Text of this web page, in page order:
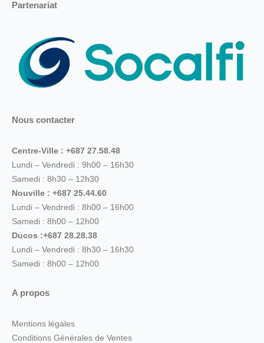
Partenariat
Nous contacter
Centre-Ville : +687 27.58.48
Lundi – Vendredi : 9h00 – 16h30
Samedi : 8h30 – 12h30
Nouville : +687 25.44.60
Lundi – Vendredi : 8h00 – 16h00
Samedi : 8h00 – 12h00
Ducos :+687 28.28.38
Lundi – Vendredi : 8h30 – 16h30
Samedi : 8h00 – 12h00
A propos
Mentions légales
Conditions Générales de Ventes